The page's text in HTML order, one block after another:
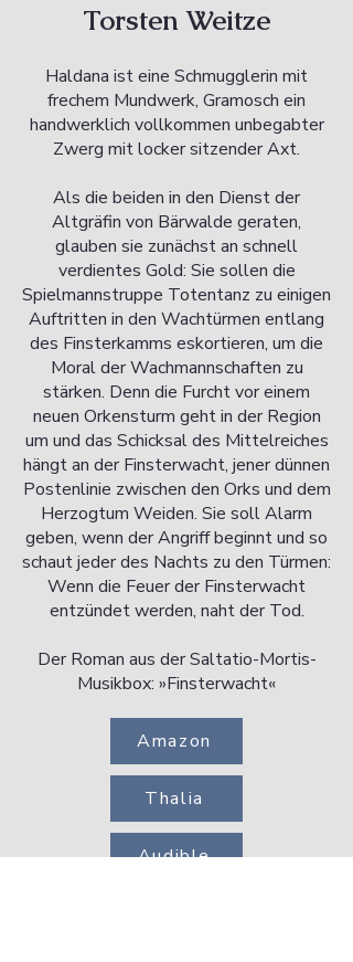
Torsten Weitze
Haldana ist eine Schmugglerin mit
frechem Mundwerk, Gramosch ein
handwerklich vollkommen unbegabter
Zwerg mit locker sitzender Axt.
Als die beiden in den Dienst der
Altgräfin von Bärwalde geraten,
glauben sie zunächst an schnell
verdientes Gold: Sie sollen die
Spielmannstruppe Totentanz zu einigen
Auftritten in den Wachtürmen entlang
des Finsterkamms eskortieren, um die
Moral der Wachmannschaften zu
stärken. Denn die Furcht vor einem
neuen Orkensturm geht in der Region
um und das Schicksal des Mittelreiches
hängt an der Finsterwacht, jener dünnen
Postenlinie zwischen den Orks und dem
Herzogtum Weiden. Sie soll Alarm
geben, wenn der Angriff beginnt und so
schaut jeder des Nachts zu den Türmen:
Wenn die Feuer der Finsterwacht
entzündet werden, naht der Tod.
Der Roman aus der Saltatio-Mortis-
Musikbox: »Finsterwacht«
Amazon
Thalia
Audible